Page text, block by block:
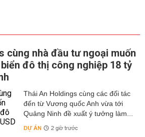
cùng nhà đầu tư ngoại muốn
đô thị công nghiệp 18 tỷ
Thái An Holdings cùng các đối tác
đến từ Vương quốc Anh vừa tới
Quảng Ninh đề xuất ý tưởng làm...
DỰ ÁN 2 giờ trước